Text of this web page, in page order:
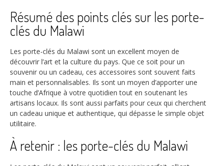
Résumé des points clés sur les porte-
clés du Malawi
Les porte-clés du Malawi sont un excellent moyen de
découvrir l’art et la culture du pays. Que ce soit pour un
souvenir ou un cadeau, ces accessoires sont souvent faits
main et personnalisables. Ils sont un moyen d’apporter une
touche d’Afrique à votre quotidien tout en soutenant les
artisans locaux. Ils sont aussi parfaits pour ceux qui cherchent
un cadeau unique et authentique, qui dépasse le simple objet
utilitaire.
À retenir : les porte-clés du Malawi